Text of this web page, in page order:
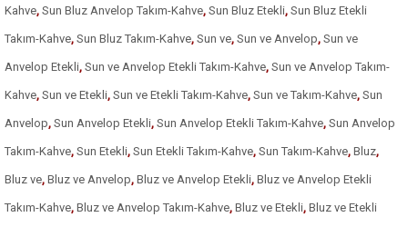
Kahve, Sun Bluz Anvelop Takım-Kahve, Sun Bluz Etekli, Sun Bluz Etekli
Takım-Kahve, Sun Bluz Takım-Kahve, Sun ve, Sun ve Anvelop, Sun ve
Anvelop Etekli, Sun ve Anvelop Etekli Takım-Kahve, Sun ve Anvelop Takım-
Kahve, Sun ve Etekli, Sun ve Etekli Takım-Kahve, Sun ve Takım-Kahve, Sun
Anvelop, Sun Anvelop Etekli, Sun Anvelop Etekli Takım-Kahve, Sun Anvelop
Takım-Kahve, Sun Etekli, Sun Etekli Takım-Kahve, Sun Takım-Kahve, Bluz,
Bluz ve, Bluz ve Anvelop, Bluz ve Anvelop Etekli, Bluz ve Anvelop Etekli
Takım-Kahve, Bluz ve Anvelop Takım-Kahve, Bluz ve Etekli, Bluz ve Etekli